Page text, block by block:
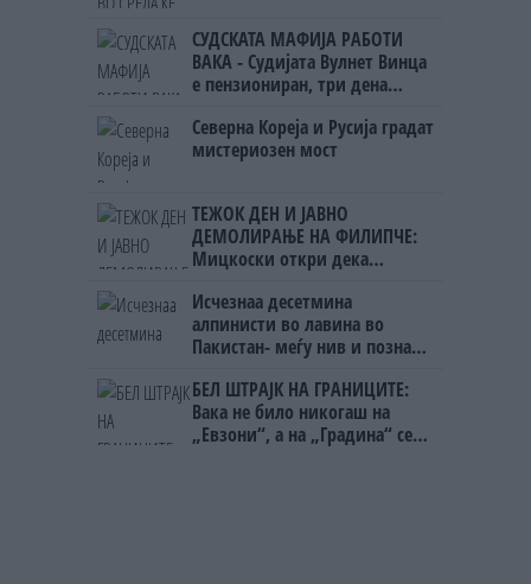
СУДСКАТА МАФИЈА РАБОТИ
ВАКА - Судијата Вулнет Винца
е пензиониран, три дена
на бизнисменот Марковски
Северна Кореја и Русија градат
мистериозен мост
ТЕЖОК ДЕН И ЈАВНО
ДЕМОЛИРАЊЕ НА ФИЛИПЧЕ:
Мицкоски откри дека
ништо, освен за кеш
Исчезнаа десетмина
алпинисти во лавина во
Пакистан- меѓу нив и познат
БЕЛ ШТРАЈК НА ГРАНИЦИТЕ:
Вака не било никогаш на
„Евзони“, а на „Градина“ се